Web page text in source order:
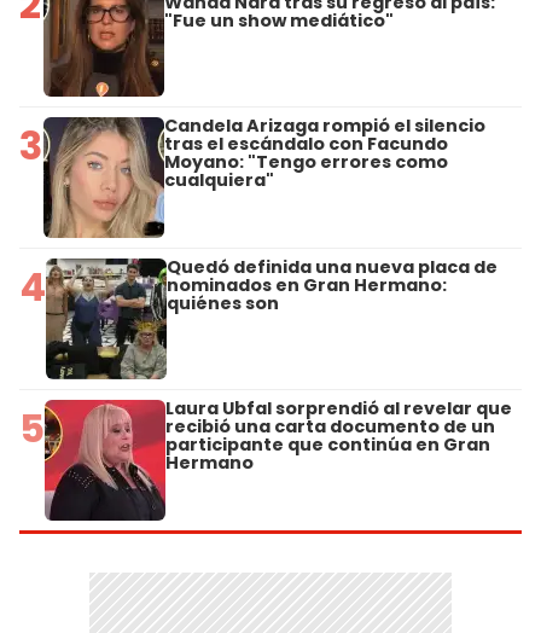
"Fue un show mediático"
3 Candela Arizaga rompió el silencio
tras el escándalo con Facundo
Moyano: "Tengo errores como
cualquiera"
4 Quedó definida una nueva placa de
nominados en Gran Hermano:
quiénes son
5 Laura Ubfal sorprendió al revelar que
recibió una carta documento de un
participante que continúa en Gran
Hermano